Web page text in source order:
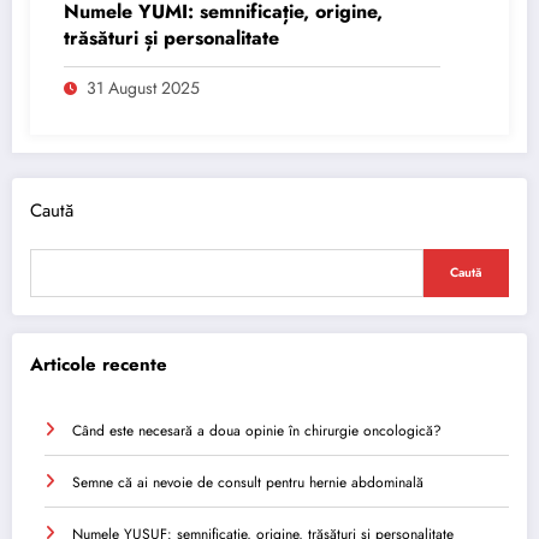
Numele YUMI: semnificație, origine,
trăsături și personalitate
31 August 2025
Caută
Caută
Articole recente
Când este necesară a doua opinie în chirurgie oncologică?
Semne că ai nevoie de consult pentru hernie abdominală
Numele YUSUF: semnificație, origine, trăsături și personalitate